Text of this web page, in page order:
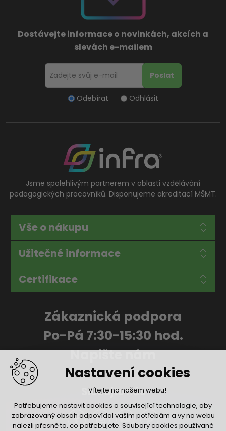
Nastavení cookies
Vítejte na našem webu!
Potřebujeme nastavit cookies a související technologie, aby
zobrazovaný obsah odpovídal vašim potřebám a vy na webu
nalezli přesně to, co potřebujete. Soubory cookies používané
Dostávejte informace o novinkách, akcích a
slevách e-mailem
Odebírat Odhlásit
Jsme spolehlivým partnerem v oblasti vzdělávání
pedagogických pracovníků. Disponujeme akreditací MŠMT.
Vše o nákupu
Užitečné informace
Certifikace
Zákaznická podpora
Po-Pá 7:30-15:30 hod.
Napište nám
Sledujte nás